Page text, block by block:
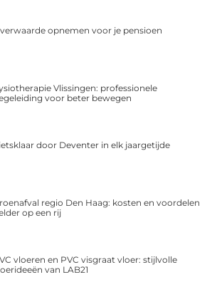
opnemen voor je pensioen
Vlissingen: professionele
voor beter bewegen
door Deventer in elk jaargetijde
regio Den Haag: kosten en voordelen
op een rij
vloeren en PVC visgraat vloer: stijlvolle
van LAB21